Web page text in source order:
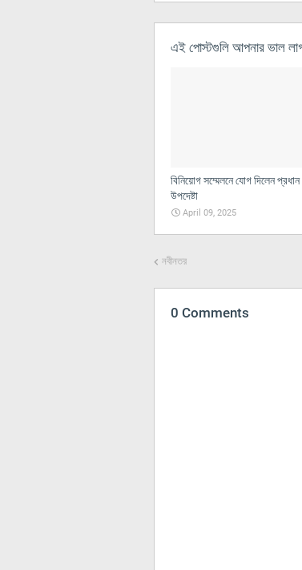
এই পোস্টগুলি আপনার ভাল
বিনিয়োগ সম্মেলনে যোগ দিলেন প্রধান
উপদেষ্টা
April 09, 2025
নবীনতর
0 Comments